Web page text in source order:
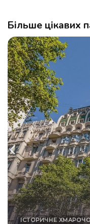
Більше цікавих
ІСТОРИЧНЕ